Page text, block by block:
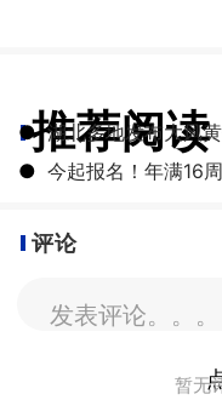
推荐阅读
● 湖北多地发布大风
● 今起报名！年满16
评论
发表评论。。。
暂无